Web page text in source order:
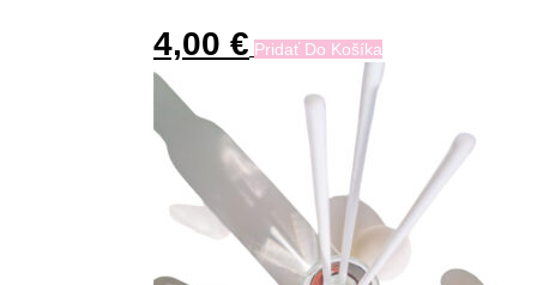
4,00 € Pridať Do Košíka